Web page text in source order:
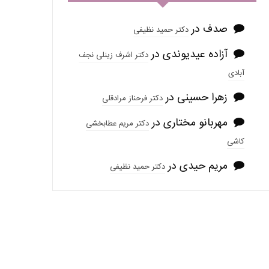
صدف دردکتر حمید نظیفی
آزاده عیدیوندی دردکتر اشرف زینلی نجف
آبادی
زهرا حسینی دردکتر فرحناز مرادقلی
مهربانو مختاری دردکتر مریم عطابخشی
کاشی
مریم حیدی دردکتر حمید نظیفی